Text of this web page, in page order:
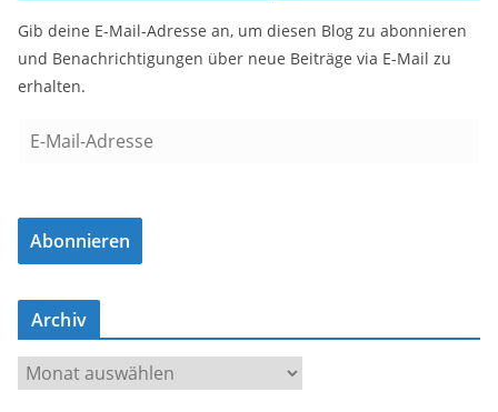
Gib deine E-Mail-Adresse an, um diesen Blog zu abonnieren
und Benachrichtigungen über neue Beiträge via E-Mail zu
erhalten.
a
l
-
d
Abonnieren
Archiv
r